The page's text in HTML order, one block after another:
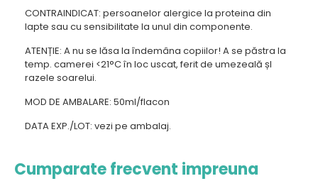
CONTRAINDICAT: persoanelor alergice la proteina din
lapte sau cu sensibilitate la unul din componente.
ATENȚIE: A nu se lăsa la îndemâna copiilor! A se păstra la
temp. camerei <21°C în loc uscat, ferit de umezeală șI
razele soarelui.
MOD DE AMBALARE: 50ml/flacon
DATA EXP./LOT: vezi pe ambalaj.
Cumparate frecvent impreuna